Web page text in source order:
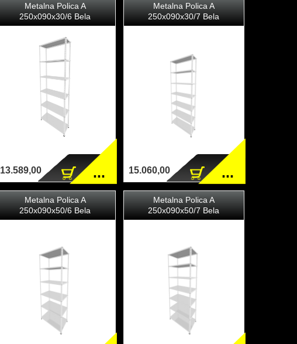
Metalna Polica A
250x090x30/6 Bela
13.589,00 ...
Metalna Polica A
250x090x30/7 Bela
15.060,00 ...
Metalna Polica A
250x090x50/6 Bela
Metalna Polica A
250x090x50/7 Bela